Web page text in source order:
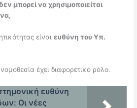
δεν μπορεί να χρησιμοποιείται
,
είναιευθύνη του Υπ.
έχει διαφορετικό ρόλο.
ευθύνη
Οι νέες